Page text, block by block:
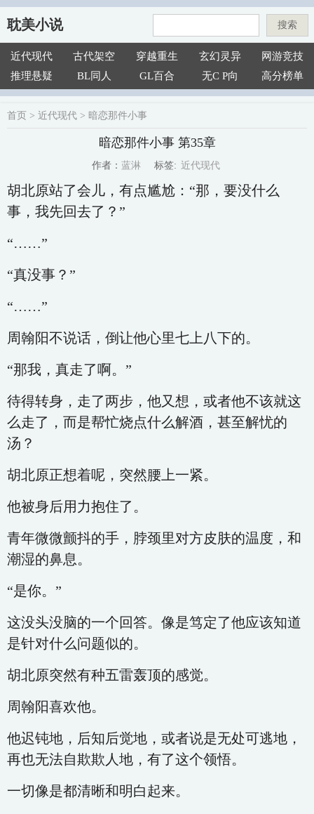
耽美小说 搜索
近代现代 古代架空 穿越重生 玄幻灵异
网游竞技
推理悬疑
BL同人 GL百合 无C P向 高分榜单
首页 > 近代现代 > 暗恋那件小事
暗恋那件小事 第35章
作者： 蓝淋 标签: 近代现代
胡北原站了会儿，有点尴尬：“那，要没什么
事，我先回去了？”
“……”
“真没事？”
“……”
周翰阳不说话，倒让他心里七上八下的。
“那我，真走了啊。”
待得转身，走了两步，他又想，或者他不该就这
么走了，而是帮忙烧点什么解酒，甚至解忧的
汤？
胡北原正想着呢，突然腰上一紧。
他被身后用力抱住了。
青年微微颤抖的手，脖颈里对方皮肤的温度，和
潮湿的鼻息。
“是你。”
这没头没脑的一个回答。像是笃定了他应该知道
是针对什么问题似的。
胡北原突然有种五雷轰顶的感觉。
周翰阳喜欢他。
他迟钝地，后知后觉地，或者说是无处可逃地，
再也无法自欺欺人地，有了这个领悟。
一切像是都清晰和明白起来。